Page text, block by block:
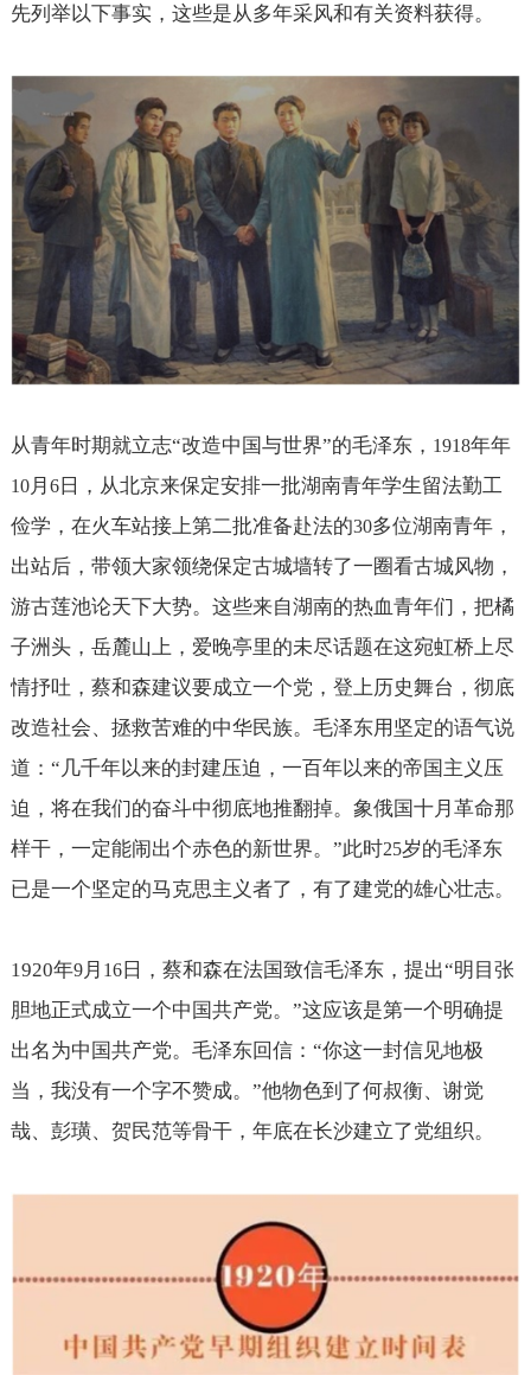
先列举以下事实，这些是从多年采风和有关资料获得。
从青年时期就立志“改造中国与世界”的毛泽东， 1918年年
10月 6日，从北京来保定安排一批湖南青年学生留法勤工
俭学，在火车站接上第二批准备赴法的30多位湖南青年，
出站后，带领大家领绕保定古城墙转了一圈看古城风物，
游古莲池论天下大势。这些来自湖南的热血青年们，把橘
子洲头，岳麓山上，爱晚亭里的未尽话题在这宛虹桥上尽
情抒吐，蔡和森建议要成立一个党，登上历史舞台，彻底
改造社会、拯救苦难的中华民族。毛泽东用坚定的语气说
道：“几千年以来的封建压迫，一百年以来的帝国主义压
迫，将在我们的奋斗中彻底地推翻掉。象俄国十月革命那
样干，一定能闹出个赤色的新世界。”此时25岁的毛泽东
已是一个坚定的马克思主义者了，有了建党的雄心壮志。
1920年9月 16日，蔡和森在法国致信毛泽东，提出“明目张
胆地正式成立一个中国共产党。”这应该是第一个明确提
出名为中国共产党。毛泽东回信：“你这一封信见地极
当，我没有一个字不赞成。”他物色到了何叔衡、谢觉
哉、彭璜、贺民范等骨干，年底在长沙建立了党组织。